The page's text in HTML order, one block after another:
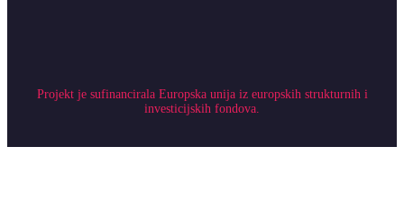
Projekt je sufinancirala Europska unija iz europskih strukturnih i
investicijskih fondova.